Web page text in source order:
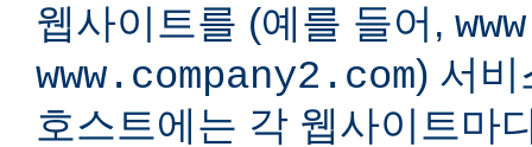
웹사이트를 (예를 들어,
www.company2.com) 서비
호스트에는 각 웹사이트마